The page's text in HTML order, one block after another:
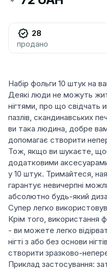
28
продано
Набір фольги 10 штук на
Деякі люди не можуть
нігтями, про що свідчать
пазлів, скандинавських
ви така людина, добре
допомагає створити
Тож, якщо ви шукаєте, щоб
додатковими
у 10 штук. Тримайтеся,
гарантує невичерпні
абсолютно будь-який
Супер легко
Крім того, використання
- ви можете легко
нігті з або без основи
створити зразково-
Приклад застосування: